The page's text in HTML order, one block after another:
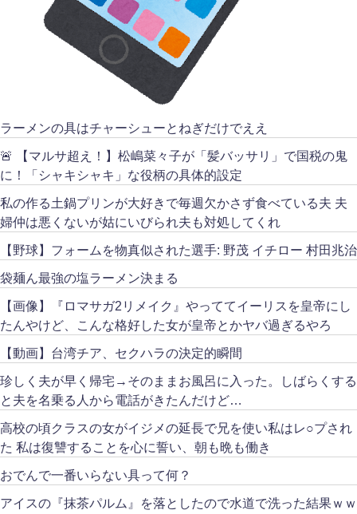
ラーメンの具はチャーシューとねぎだけでええ
🚨 【マルサ超え！】松嶋菜々子が「髪バッサリ」で国税の鬼
に！「シャキシャキ」な役柄の具体的設定
私の作る土鍋プリンが大好きで毎週欠かさず食べている夫 夫
婦仲は悪くないが姑にいびられ夫も対処してくれ
【野球】フォームを物真似された選手: 野茂 イチロー 村田兆治
袋麺ん最強の塩ラーメン決まる
【画像】『ロマサガ2リメイク』やっててイーリスを皇帝にし
たんやけど、こんな格好した女が皇帝とかヤバ過ぎるやろ
【動画】台湾チア、セクハラの決定的瞬間
珍しく夫が早く帰宅→そのままお風呂に入った。しばらくする
と夫を名乗る人から電話がきたんだけど…
高校の頃クラスの女がイジメの延長で兄を使い私はレ○プされ
た 私は復讐することを心に誓い、朝も晩も働き
おでんで一番いらない具って何？
アイスの『抹茶パルム』を落としたので水道で洗った結果ｗｗ